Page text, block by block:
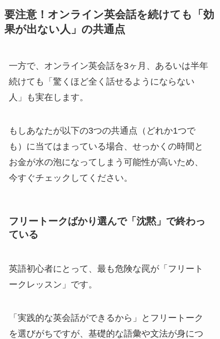
要注意！オンライン英会話を続けても「効
果が出ない人」の共通点
一方で、オンライン英会話を3ヶ月、あるいは半年
続けても「驚くほど全く話せるようにならない
人」も実在します。
もしあなたが以下の3つの共通点（どれか1つで
も）に当てはまっている場合、せっかくの時間と
お金が水の泡になってしまう可能性が高いため、
今すぐチェックしてください。
フリートークばかり選んで「沈黙」で終わっ
ている
英語初心者にとって、最も危険な罠が「フリート
ークレッスン」です。
「実践的な英会話ができるから」とフリートーク
を選びがちですが、基礎的な語彙や文法が身につ